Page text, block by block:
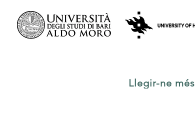
Llegir-ne més